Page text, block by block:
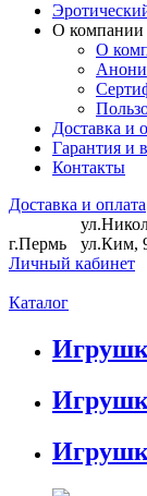
О компании
О
Доставка и
Гарантия и
Контакты
Доставка и оплата
г.Пермь
ул.Ким,
Личный кабинет
Каталог